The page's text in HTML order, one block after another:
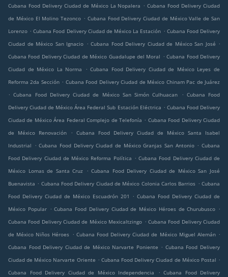
Cubana Food Delivery Ciudad de México La Nopalera . Cubana Food Delivery Ciudad
de México El Molino Tezonco . Cubana Food Delivery Ciudad de México Valle de San
Lorenzo . Cubana Food Delivery Ciudad de México La Estación . Cubana Food Delivery
Ciudad de México San Ignacio . Cubana Food Delivery Ciudad de México San José .
Cubana Food Delivery Ciudad de México Guadalupe del Moral . Cubana Food Delivery
Ciudad de México La Norma
. Cubana Food Delivery Ciudad de México Leyes de
Reforma 2da Sección . Cubana Food Delivery Ciudad de México Chinam Pac de Juárez
. Cubana Food Delivery Ciudad de México San Simón Culhuacan . Cubana Food
Delivery Ciudad de México Área Federal Sub Estación Eléctrica . Cubana Food Delivery
Ciudad de México Área Federal Complejo de Telefonía . Cubana Food Delivery Ciudad
de México Renovación
. Cubana Food Delivery Ciudad de México Santa Isabel
Industrial
. Cubana Food Delivery Ciudad de México Granjas San Antonio . Cubana
Food Delivery Ciudad de México Reforma Política . Cubana Food Delivery Ciudad de
México Lomas de Santa Cruz
. Cubana Food Delivery Ciudad de México San José
Buenavista . Cubana Food Delivery Ciudad de México Colonia Carlos Barrios . Cubana
Food Delivery Ciudad de México Escuadrón 201
. Cubana Food Delivery Ciudad de
México Popular . Cubana Food Delivery Ciudad de México Héroes de Churubusco .
Cubana Food Delivery Ciudad de México Mexicaltzingo . Cubana Food Delivery Ciudad
de México Niños Héroes . Cubana Food Delivery Ciudad de México Miguel Alemán .
Cubana Food Delivery Ciudad de México Narvarte Poniente . Cubana Food Delivery
Ciudad de México Narvarte Oriente . Cubana Food Delivery Ciudad de México Postal .
Cubana Food Delivery Ciudad de México Independencia
. Cubana Food Delivery